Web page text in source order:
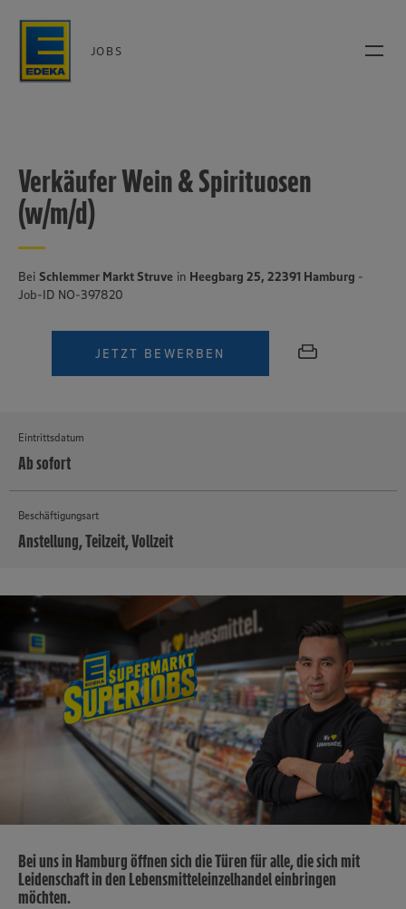
JOBS
Verkäufer Wein & Spirituosen
(w/m/d)
Bei Schlemmer Markt Struve in Heegbarg 25, 22391 Hamburg -
Job-ID NO-397820
JETZT BEWERBEN
Eintrittsdatum
Ab sofort
Beschäftigungsart
Anstellung, Teilzeit, Vollzeit
Bei uns in Hamburg öffnen sich die Türen für alle, die sich mit
Leidenschaft in den Lebensmitteleinzelhandel einbringen
möchten.